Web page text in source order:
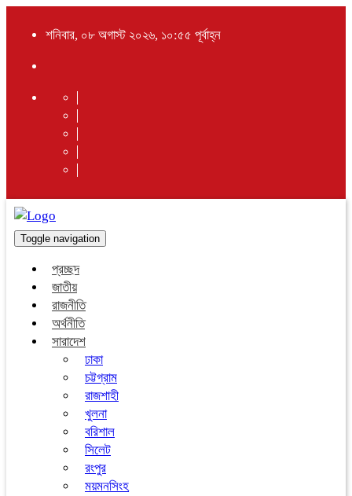
শনিবার, ০৮ অগাস্ট ২০২৬, ১০:৫৫ পূর্বাহ্ন
Toggle navigation
প্রচ্ছদ
জাতীয়
রাজনীতি
অর্থনীতি
সারাদেশ
ঢাকা
চট্টগ্রাম
রাজশাহী
খুলনা
বরিশাল
সিলেট
রংপুর
ময়মনসিংহ